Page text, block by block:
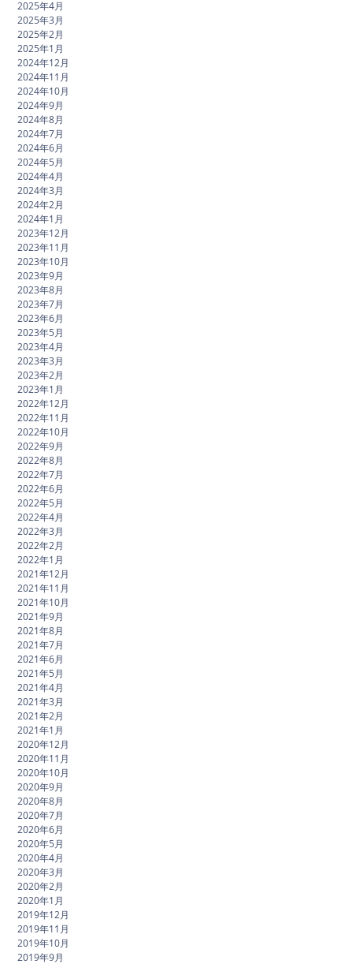
2025年4月
2025年3月
2025年2月
2025年1月
2024年12月
2024年11月
2024年10月
2024年9月
2024年8月
2024年7月
2024年6月
2024年5月
2024年4月
2024年3月
2024年2月
2024年1月
2023年12月
2023年11月
2023年10月
2023年9月
2023年8月
2023年7月
2023年6月
2023年5月
2023年4月
2023年3月
2023年2月
2023年1月
2022年12月
2022年11月
2022年10月
2022年9月
2022年8月
2022年7月
2022年6月
2022年5月
2022年4月
2022年3月
2022年2月
2022年1月
2021年12月
2021年11月
2021年10月
2021年9月
2021年8月
2021年7月
2021年6月
2021年5月
2021年4月
2021年3月
2021年2月
2021年1月
2020年12月
2020年11月
2020年10月
2020年9月
2020年8月
2020年7月
2020年6月
2020年5月
2020年4月
2020年3月
2020年2月
2020年1月
2019年12月
2019年11月
2019年10月
2019年9月